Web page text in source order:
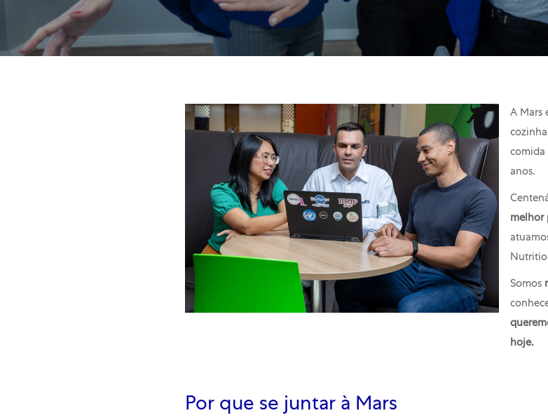
A Mars
comida
anos.
melhor
Somos
hoje.
Por que se juntar à Mars